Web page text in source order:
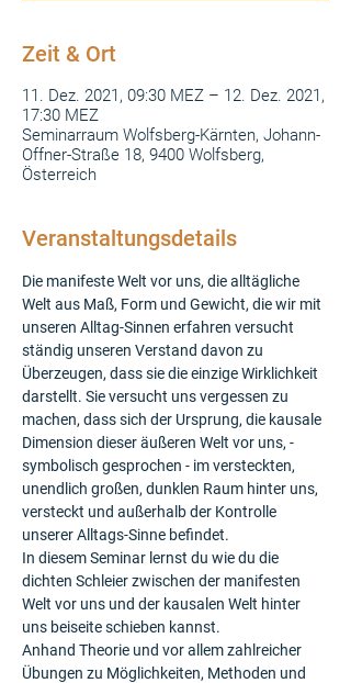
Zeit & Ort
11. Dez. 2021, 09:30 MEZ – 12. Dez. 2021,
17:30 MEZ
Seminarraum Wolfsberg-Kärnten, Johann-
Offner-Straße 18, 9400 Wolfsberg,
Österreich
Veranstaltungsdetails
Die manifeste Welt vor uns, die alltägliche
Welt aus Maß, Form und Gewicht, die wir mit
unseren Alltag-Sinnen erfahren versucht
ständig unseren Verstand davon zu
Überzeugen, dass sie die einzige Wirklichkeit
darstellt. Sie versucht uns vergessen zu
machen, dass sich der Ursprung, die kausale
Dimension dieser äußeren Welt vor uns, -
symbolisch gesprochen - im versteckten,
unendlich großen, dunklen Raum hinter uns,
versteckt und außerhalb der Kontrolle
unserer Alltags-Sinne befindet.
In diesem Seminar lernst du wie du die
dichten Schleier zwischen der manifesten
Welt vor uns und der kausalen Welt hinter
uns beiseite schieben kannst.
Anhand Theorie und vor allem zahlreicher
Übungen zu Möglichkeiten, Methoden und